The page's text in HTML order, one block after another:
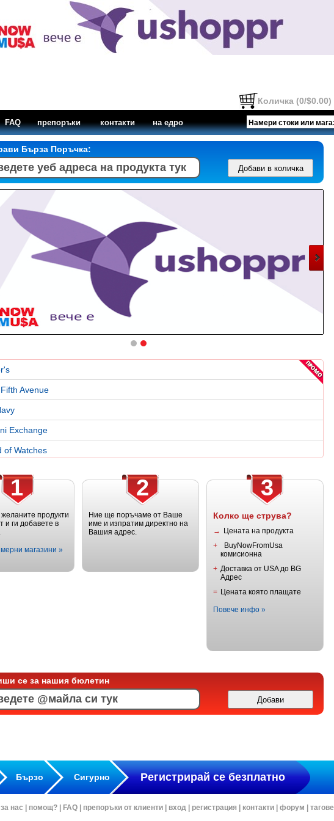
Количка (0/$0.00)
FAQ препоръки контакти на едро
Бърза Поръчка:
Avenue
Exchange
of Watches
1
продукти
и ги добавете в
магазини »
2
Ние ще поръчаме от Ваше
име и изпратим директно на
Вашия адрес.
3
Колко ще струва?
→
Цената на продукта
+
BuyNowFromUsa
комисионна
+ Доставка от USA до BG
Адрес
= Цената която плащате
Повече инфо »
се за нашия бюлетин
Бързо Сигурно Регистрирай се безплатно
за нас помощ? FAQ препоръки от клиенти вход регистрация контакти форум тагове